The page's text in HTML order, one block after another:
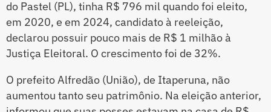
do Pastel (PL), tinha R$ 796 mil quando foi eleito,
em 2020, e em 2024, candidato à reeleição,
declarou possuir pouco mais de R$ 1 milhão à
Justiça Eleitoral. O crescimento foi de 32%.
O prefeito Alfredão (União), de Itaperuna, não
aumentou tanto seu patrimônio. Na eleição anterior,